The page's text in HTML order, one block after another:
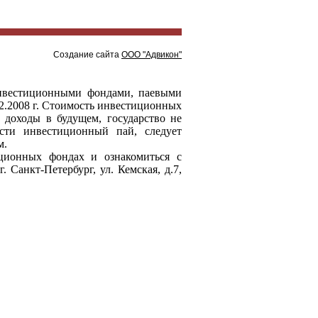
Создание сайта ООО "Адвикон"
фондами, паевыми
г. Стоимость инвестиционных
в будущем, государство не
инвестиционный пай, следует
фондах и ознакомиться с
Петербург, ул. Кемская, д.7,